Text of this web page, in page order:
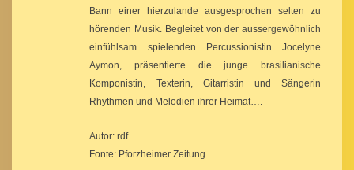
Bann einer hierzulande ausgesprochen selten zu
hörenden Musik. Begleitet von der aussergewöhnlich
einfühlsam spielenden Percussionistin Jocelyne
Aymon, präsentierte die junge brasilianische
Komponistin, Texterin, Gitarristin und Sängerin
Rhythmen und Melodien ihrer Heimat….
Autor: rdf
Fonte: Pforzheimer Zeitung